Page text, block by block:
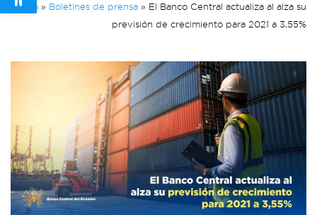
Inicio » Boletines de prensa » El Banco Central actualiza al alza su
previsión de crecimiento para 2021 a 3,55%